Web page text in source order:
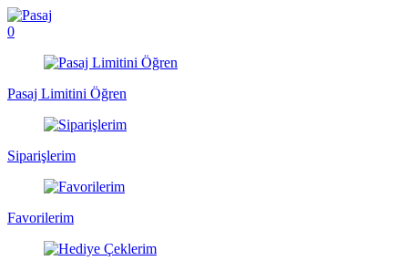
0
Pasaj Limitini Öğren
Siparişlerim
Favorilerim